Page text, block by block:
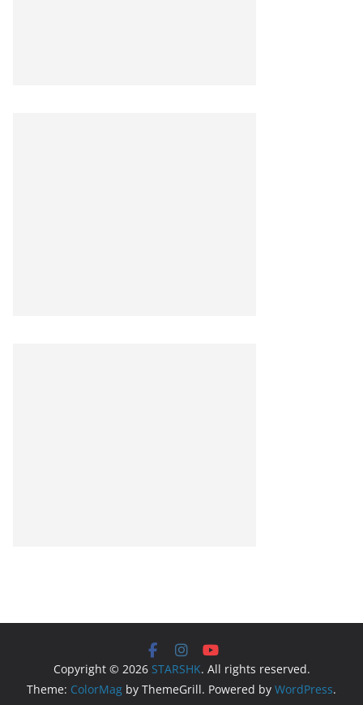
Copyright © 2026 STARSHK. All rights reserved.
Theme: ColorMag by ThemeGrill. Powered by WordPress.